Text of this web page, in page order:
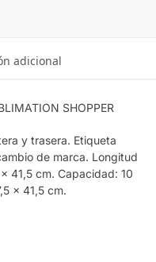
adicional
SHOPPER
y trasera. Etiqueta
de marca. Longitud
41,5 cm. Capacidad: 10
x 41,5 cm.